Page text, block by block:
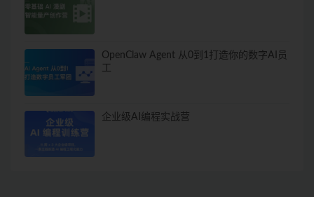
OpenClaw Agent 从0到1打造你的数字AI员
企业级AI编程实战营